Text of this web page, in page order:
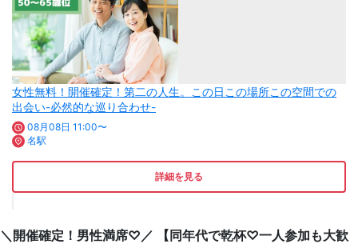
女性無料！開催確定！第二の人生。この日この場所この空間での
出会い-必然的な巡り合わせ-
08月08日 11:00〜
名駅
詳細を見る
＼開催確定！男性満席♡／ 【同年代で乾杯♡一人参加も大歓